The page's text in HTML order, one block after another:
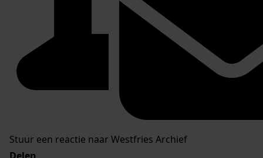
Stuur een reactie naar Westfries Archief
Delen